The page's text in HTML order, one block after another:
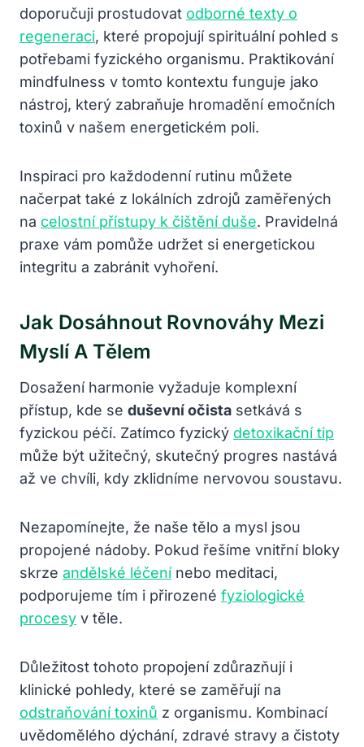
doporučuji prostudovat odborné texty o
regeneraci, které propojují spirituální pohled s
potřebami fyzického organismu. Praktikování
mindfulness v tomto kontextu funguje jako
nástroj, který zabraňuje hromadění emočních
toxinů v našem energetickém poli.
Inspiraci pro každodenní rutinu můžete
načerpat také z lokálních zdrojů zaměřených
na celostní přístupy k čištění duše. Pravidelná
praxe vám pomůže udržet si energetickou
integritu a zabránit vyhoření.
Jak Dosáhnout Rovnováhy Mezi
Myslí A Tělem
Dosažení harmonie vyžaduje komplexní
přístup, kde se duševní očista setkává s
fyzickou péčí. Zatímco fyzický detoxikační tip
může být užitečný, skutečný progres nastává
až ve chvíli, kdy zklidníme nervovou soustavu.
Nezapomínejte, že naše tělo a mysl jsou
propojené nádoby. Pokud řešíme vnitřní bloky
skrze andělské léčenínebo meditaci,
podporujeme tím i přirozené fyziologické
procesy v těle.
Důležitost tohoto propojení zdůrazňují i
klinické pohledy, které se zaměřují na
odstraňování toxinů z organismu. Kombinací
uvědomělého dýchání, zdravé stravy a čistoty